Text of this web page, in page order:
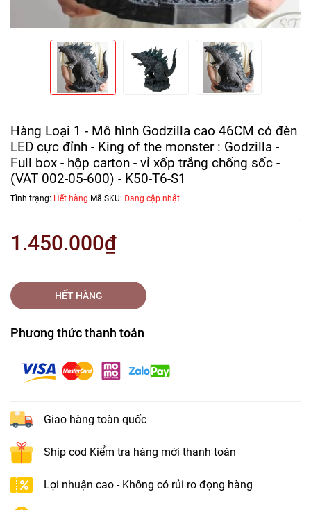
Hàng Loại 1 - Mô hình Godzilla cao 46CM có đèn
LED cực đỉnh - King of the monster : Godzilla -
Full box - hộp carton - vỉ xốp trắng chống sốc -
(VAT 002-05-600) - K50-T6-S1
Tình trạng: Hết hàng Mã SKU: Đang cập nhật
1.450.000₫
HẾT HÀNG
Phương thức thanh toán
Giao hàng toàn quốc
Ship cod Kiểm tra hàng mới thanh toán
Lợi nhuận cao - Không có rủi ro đọng hàng